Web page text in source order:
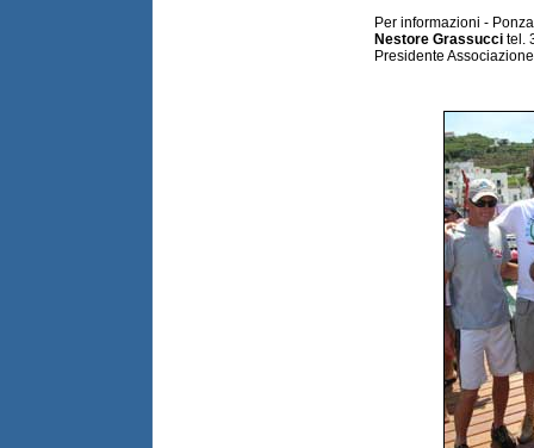
Per informazioni -
Nestore Grassucci tel.
Presidente